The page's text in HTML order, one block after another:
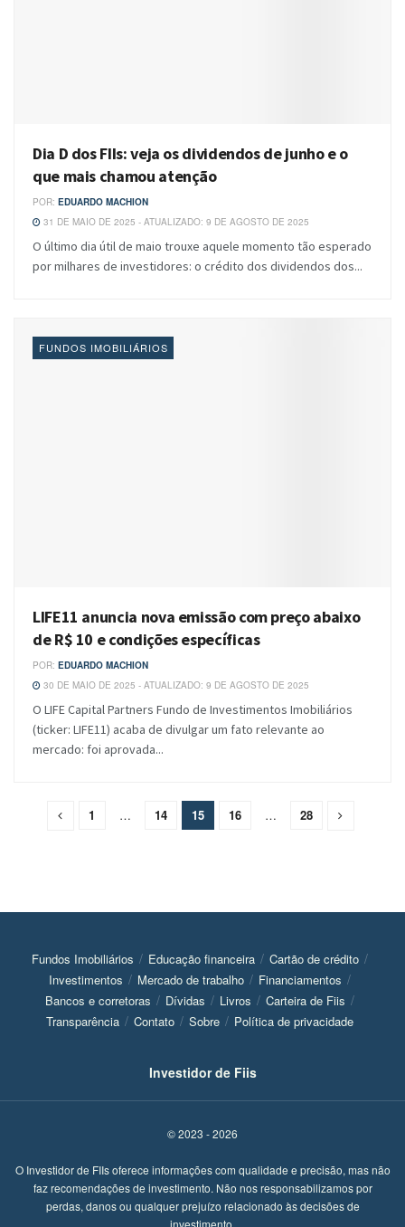
Dia D dos FIIs: veja os dividendos de junho e o
que mais chamou atenção
POR: EDUARDO MACHION
31 DE MAIO DE 2025 - ATUALIZADO: 9 DE AGOSTO DE 2025
O último dia útil de maio trouxe aquele momento tão esperado
por milhares de investidores: o crédito dos dividendos dos...
FUNDOS IMOBILIÁRIOS
LIFE11 anuncia nova emissão com preço abaixo
de R$ 10 e condições específicas
POR: EDUARDO MACHION
30 DE MAIO DE 2025 - ATUALIZADO: 9 DE AGOSTO DE 2025
O LIFE Capital Partners Fundo de Investimentos Imobiliários
(ticker: LIFE11) acaba de divulgar um fato relevante ao
mercado: foi aprovada...
1 … 14 15 16 … 28
Fundos Imobiliários Educação financeira
Cartão de crédito
Investimentos
Mercado de trabalho
Financiamentos
Bancos e corretoras
Dívidas Livros
Carteira de Fiis
Transparência
Contato Sobre Política de privacidade
Investidor de Fiis
© 2023 - 2026
O Investidor de FIIs oferece informações com qualidade e precisão, mas não
faz recomendações de investimento. Não nos responsabilizamos por
perdas, danos ou qualquer prejuízo relacionado às decisões de